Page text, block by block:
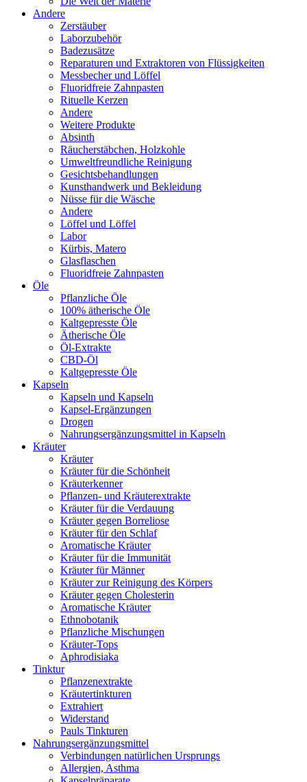
Andere
Zerstäuber
Laborzubehör
Badezusätze
Reparaturen und Extraktoren von Flüssigkeiten
Messbecher und Löffel
Fluoridfreie Zahnpasten
Rituelle Kerzen
Andere
Weitere Produkte
Absinth
Räucherstäbchen, Holzkohle
Umweltfreundliche Reinigung
Gesichtsbehandlungen
Kunsthandwerk und Bekleidung
Nüsse für die Wäsche
Andere
Löffel und Löffel
Labor
Kürbis, Matero
Glasflaschen
Fluoridfreie Zahnpasten
Öle
Pflanzliche Öle
100% ätherische Öle
Kaltgepresste Öle
Ätherische Öle
Öl-Extrakte
CBD-Öl
Kaltgepresste Öle
Kapseln
Kapseln und Kapseln
Kapsel-Ergänzungen
Drogen
Nahrungsergänzungsmittel in Kapseln
Kräuter
Kräuter
Kräuter für die Schönheit
Kräuterkenner
Pflanzen- und Kräuterextrakte
Kräuter für die Verdauung
Kräuter gegen Borreliose
Kräuter für den Schlaf
Aromatische Kräuter
Kräuter für die Immunität
Kräuter für Männer
Kräuter zur Reinigung des Körpers
Kräuter gegen Cholesterin
Aromatische Kräuter
Ethnobotanik
Pflanzliche Mischungen
Kräuter-Tops
Aphrodisiaka
Tinktur
Pflanzenextrakte
Kräutertinkturen
Extrahiert
Widerstand
Pauls Tinkturen
Nahrungsergänzungsmittel
Verbindungen natürlichen Ursprungs
Allergien, Asthma